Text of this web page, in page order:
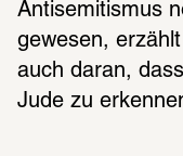
Antisemitismus
gewesen,
auch daran,
Jude zu